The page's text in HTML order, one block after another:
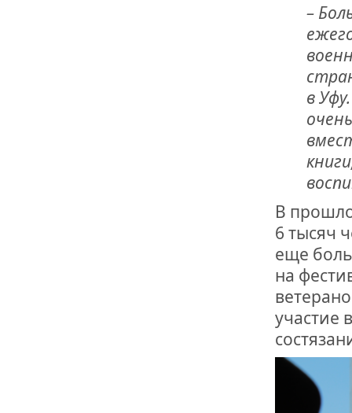
–
в
В
6 тысяч
еще
на
участие